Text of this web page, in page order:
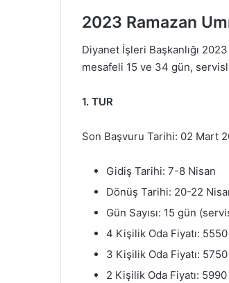
2023 Ramazan
Diyanet İşleri Başkanlığı
mesafeli 15 ve 34 gün,
1. TUR
Son Başvuru Tarihi: 02 Mart
Gidiş Tarihi: 7-8 Nisan
Dönüş Tarihi: 20-22
Gün Sayısı: 15 gün
4 Kişilik Oda Fiyatı:
3 Kişilik Oda Fiyatı:
2 Kişilik Oda Fiyatı: